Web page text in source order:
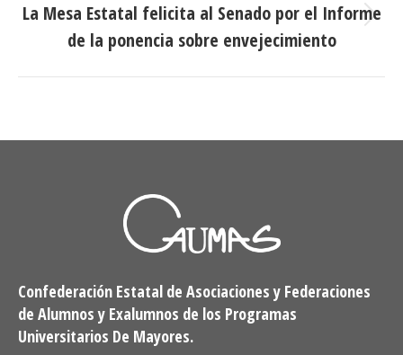
Publicación
siguiente:
La Mesa Estatal felicita al Senado por el Informe
de la ponencia sobre envejecimiento
Confederación Estatal de Asociaciones y Federaciones
de Alumnos y Exalumnos de los Programas
Universitarios De Mayores.